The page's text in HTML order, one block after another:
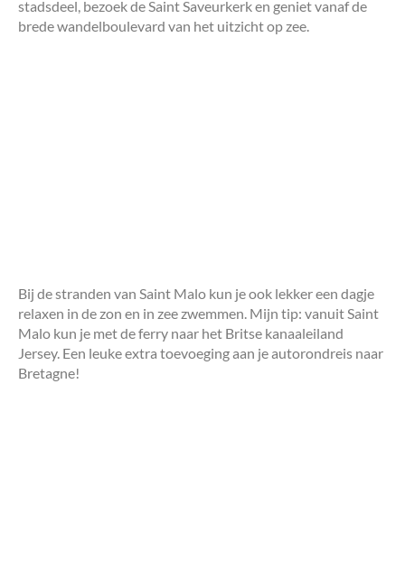
stadsdeel, bezoek de Saint Saveurkerk en geniet vanaf de
brede wandelboulevard van het uitzicht op zee.
Bij de stranden van Saint Malo kun je ook lekker een dagje
relaxen in de zon en in zee zwemmen. Mijn tip: vanuit Saint
Malo kun je met de ferry naar het Britse kanaaleiland
Jersey. Een leuke extra toevoeging aan je autorondreis naar
Bretagne!